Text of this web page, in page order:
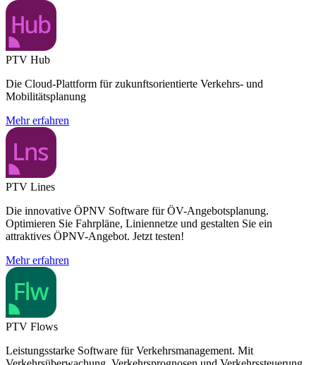
PTV Hub
Die Cloud-Plattform für zukunftsorientierte Verkehrs- und
Mobilitätsplanung
Mehr erfahren
PTV Lines
Die innovative ÖPNV Software für ÖV-Angebotsplanung.
Optimieren Sie Fahrpläne, Liniennetze und gestalten Sie ein
attraktives ÖPNV-Angebot. Jetzt testen!
Mehr erfahren
PTV Flows
Leistungsstarke Software für Verkehrsmanagement. Mit